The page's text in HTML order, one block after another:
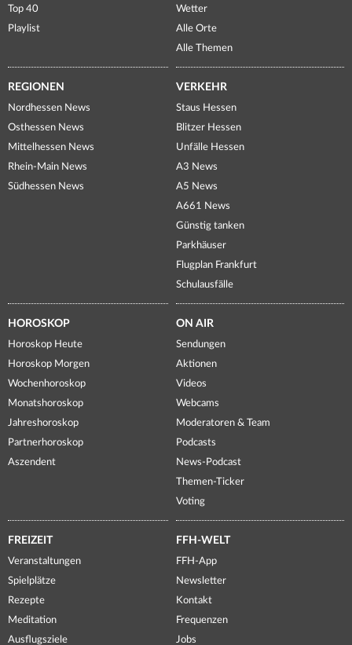
Top 40
Playlist
Wetter
Alle Orte
Alle Themen
REGIONEN
Nordhessen News
Osthessen News
Mittelhessen News
Rhein-Main News
Südhessen News
VERKEHR
Staus Hessen
Blitzer Hessen
Unfälle Hessen
A3 News
A5 News
A661 News
Günstig tanken
Parkhäuser
Flugplan Frankfurt
Schulausfälle
HOROSKOP
Horoskop Heute
Horoskop Morgen
Wochenhoroskop
Monatshoroskop
Jahreshoroskop
Partnerhoroskop
Aszendent
ON AIR
Sendungen
Aktionen
Videos
Webcams
Moderatoren & Team
Podcasts
News-Podcast
Themen-Ticker
Voting
FREIZEIT
Veranstaltungen
Spielplätze
Rezepte
Meditation
Ausflugsziele
FFH-WELT
FFH-App
Newsletter
Kontakt
Frequenzen
Jobs